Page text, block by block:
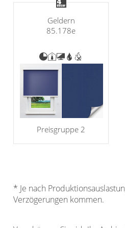
Gardinenstange
Stoffe
Panneaux
Geldern
85.178e
Preisgruppe 2
* Je nach
Verzögerungen kommen.